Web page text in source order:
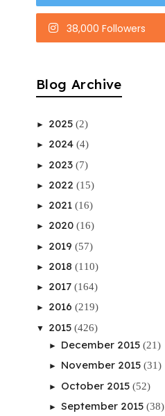
38,000 Followers
Blog Archive
► 2025 (2)
► 2024 (4)
► 2023 (7)
► 2022 (15)
► 2021 (16)
► 2020 (16)
► 2019 (57)
► 2018 (110)
► 2017 (164)
► 2016 (219)
▼ 2015 (426)
► December 2015 (21)
► November 2015 (31)
► October 2015 (52)
► September 2015 (38)